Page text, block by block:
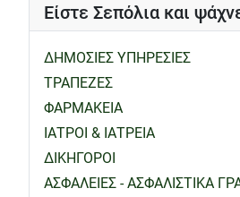
Είστε Σεπόλια και
ΔΗΜΟΣΙΕΣ ΥΠΗΡΕΣΙΕΣ
ΤΡΑΠΕΖΕΣ
ΦΑΡΜΑΚΕΙΑ
ΙΑΤΡΟΙ & ΙΑΤΡΕΙΑ
ΔΙΚΗΓΟΡΟΙ
ΑΣΦΑΛΕΙΕΣ - ΑΣΦΑΛΙΣΤΙΚΑ